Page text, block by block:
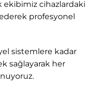
cihazlardaki
profesyonel
sistemlere kadar
sağlayarak her